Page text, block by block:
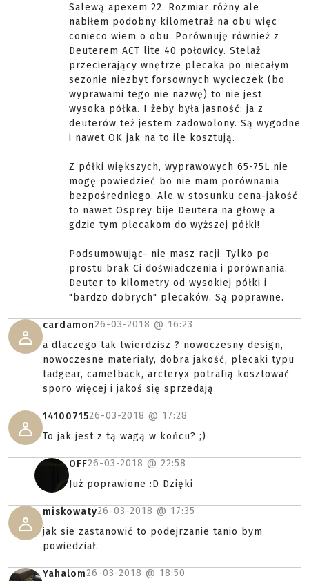
Salewą apexem 22. Rozmiar różny ale
nabiłem podobny kilometraż na obu więc
conieco wiem o obu. Porównuję również z
Deuterem ACT lite 40 połowicy. Stelaż
przecierający wnętrze plecaka po niecałym
sezonie niezbyt forsownych wycieczek (bo
wyprawami tego nie nazwę) to nie jest
wysoka półka. I żeby była jasność: ja z
deuterów też jestem zadowolony. Są wygodne
i nawet OK jak na to ile kosztują.
Z półki większych, wyprawowych 65-75L nie
mogę powiedzieć bo nie mam porównania
bezpośredniego. Ale w stosunku cena-jakość
to nawet Osprey bije Deutera na głowę a
gdzie tym plecakom do wyższej półki!
Podsumowując- nie masz racji. Tylko po
prostu brak Ci doświadczenia i porównania.
Deuter to kilometry od wysokiej półki i
"bardzo dobrych" plecaków. Są poprawne.
cardamon26-03-2018 @ 16:23
a dlaczego tak twierdzisz ? nowoczesny design,
nowoczesne materiały, dobra jakość, plecaki typu
tadgear, camelback, arcteryx potrafią kosztować
sporo więcej i jakoś się sprzedają
1410071526-03-2018 @ 17:28
To jak jest z tą wagą w końcu? ;)
OFF26-03-2018 @ 22:58
Już poprawione :D Dzięki
miskowaty26-03-2018 @ 17:35
jak sie zastanowić to podejrzanie tanio bym
powiedział.
Yahalom26-03-2018 @ 18:50